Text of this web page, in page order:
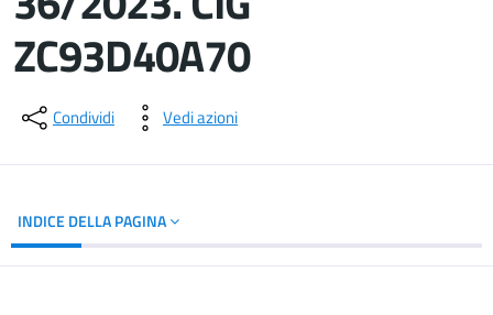
ZC93D40A70
Dettagli del documento
Condividi Vedi azioni
INDICE DELLA PAGINA